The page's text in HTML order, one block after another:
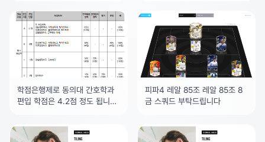
학점은행제로 동의대 간호학과
편입 학점은 4.2점 정도 됩니다.
피파4 레알 85조 레알 85조 8
금 스쿼드 부탁드립니다